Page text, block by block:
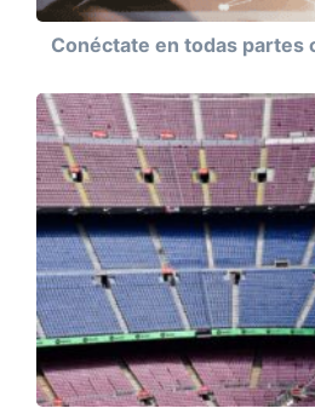
Conéctate en todas partes